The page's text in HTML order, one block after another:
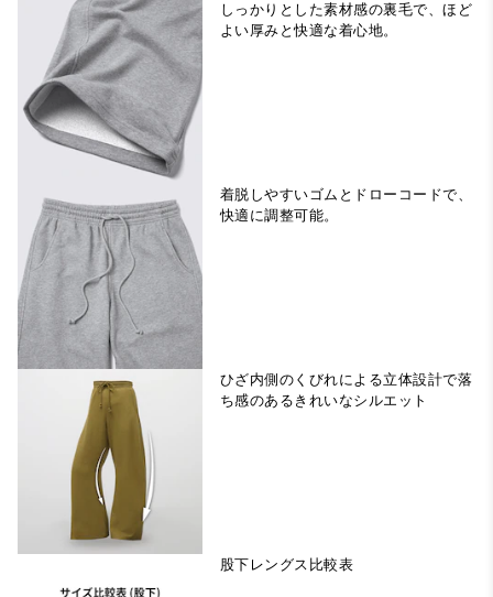
しっかりとした素材感の裏毛で、ほど
よい厚みと快適な着心地。
着脱しやすいゴムとドローコードで、
快適に調整可能。
ひざ内側のくびれによる立体設計で落
ち感のあるきれいなシルエット
股下レングス比較表